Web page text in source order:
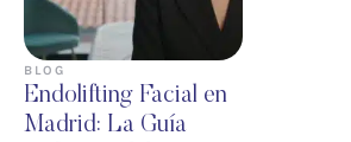
BLOG
Endolifting Facial en
Madrid: La Guía